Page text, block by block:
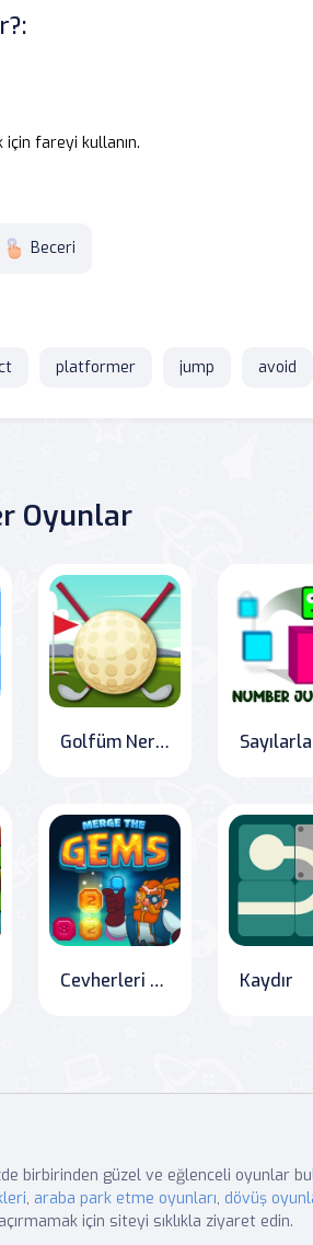
fareyi kullanın.
Beceri
platformer jump avoid
Oyunlar
Golfüm Nerede?
Cevherleri Birleştir Kaydır
birbirinden güzel ve eğlenceli oyunlar
, araba park etme oyunları, dövüş
için siteyi sıklıkla ziyaret edin.